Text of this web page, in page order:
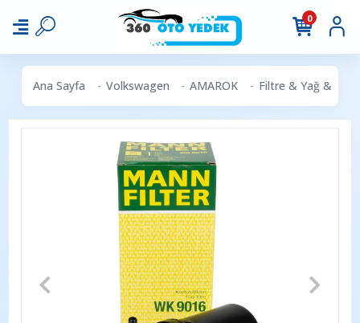
0
Ana Sayfa Volkswagen AMAROK Filtre & Yağ &